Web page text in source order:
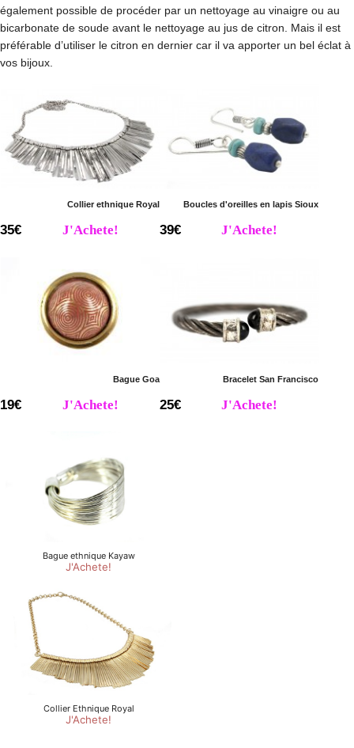
également possible de procéder par un nettoyage au vinaigre ou au
bicarbonate de soude avant le nettoyage au jus de citron. Mais il est
préférable d’utiliser le citron en dernier car il va apporter un bel éclat à
vos bijoux.
Collier ethnique Royal
35€ J'Achete!
Boucles d'oreilles en lapis Sioux
39€ J'Achete!
Bague Goa
19€ J'Achete!
Bracelet San Francisco
25€ J'Achete!